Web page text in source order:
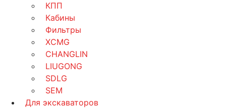
КПП
Кабины
Фильтры
XCMG
CHANGLIN
LIUGONG
SDLG
SEM
Для экскаваторов